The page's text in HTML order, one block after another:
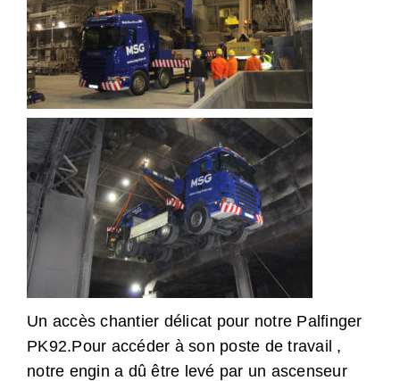
Un accès chantier délicat pour notre Palfinger
PK92.Pour accéder à son poste de travail ,
notre engin a dû être levé par un ascenseur